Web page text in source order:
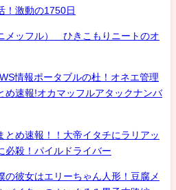
！激動の1750日
メッフル） ひきこもりニートのオ
情報ポータブルの杜！オネエ管理
め速報!オカマッフルアタックナンバ
とめ速報！！大帝イタチにラリアッ
必殺！パイルドライバー
彼女はエリーちゃん人形！豆腐メ